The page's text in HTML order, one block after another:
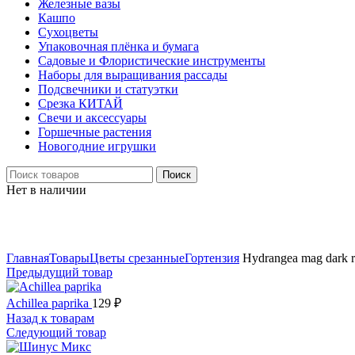
Железные вазы
Кашпо
Сухоцветы
Упаковочная плёнка и бумага
Садовые и Флористические инструменты
Наборы для выращивания рассады
Подсвечники и статуэтки
Срезка КИТАЙ
Свечи и аксессуары
Горшечные растения
Новогодние игрушки
Поиск
Нет в наличии
ГлавнаяТоварыЦветы срезанныеГортензия Hydrangea mag dark
Предыдущий товар
Achillea paprika 129 ₽
Назад к товарам
Следующий товар